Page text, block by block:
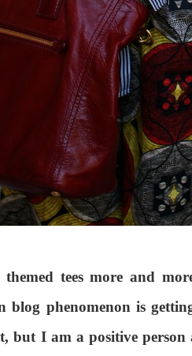
tees more and
blog phenomenon is
but I am a positive